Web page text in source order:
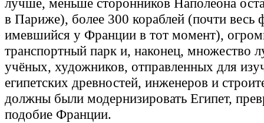
лучше, меньше сторонников Наполеона
в Париже), более 300 кораблей (почти весь
имевшийся у Франции в тот момент),
транспортный парк и, наконец, множество
учёных, художников, отправленных для
египетских древностей, инженеров и
должны были модернизировать Египет,
подобие Франции.